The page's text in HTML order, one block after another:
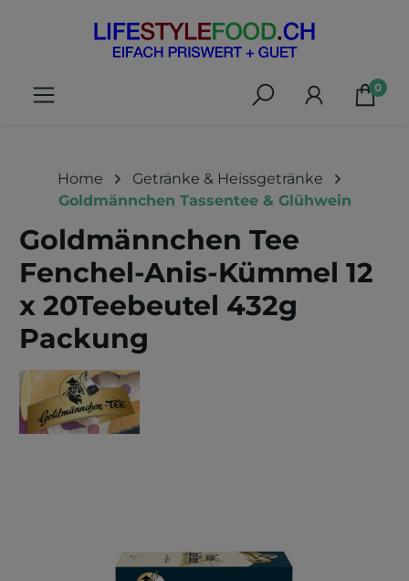
springen
0
Home
Getränke & Heissgetränke
Goldmännchen Tassentee & Glühwein
Goldmännchen Tee
Fenchel-Anis-Kümmel 12
x 20Teebeutel 432g
Packung